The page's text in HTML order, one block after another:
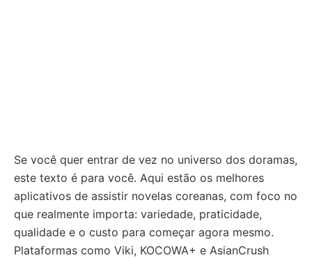
Se você quer entrar de vez no universo dos doramas,
este texto é para você. Aqui estão os melhores
aplicativos de assistir novelas coreanas, com foco no
que realmente importa: variedade, praticidade,
qualidade e o custo para começar agora mesmo.
Plataformas como Viki, KOCOWA+ e AsianCrush